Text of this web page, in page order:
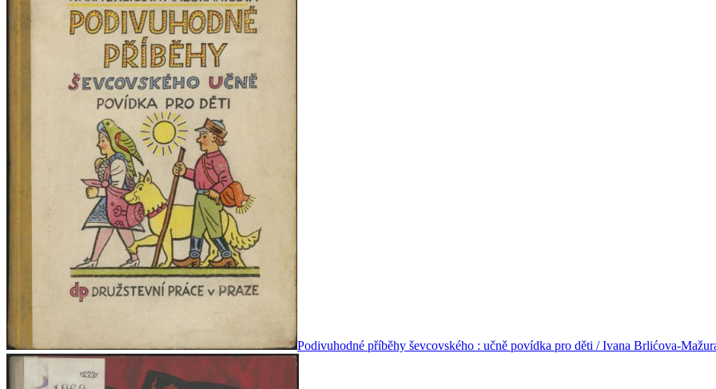
Podivuhodné příběhy ševcovského : učně povídka pro děti / Ivana Brlićova-